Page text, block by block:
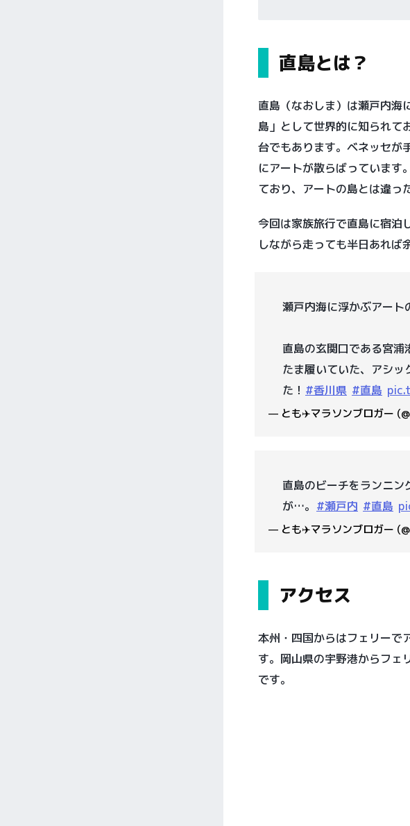
直島とは？
直島（なおしま）は瀬戸内海
島」として世界的に知られて
台でもあります。ベネッセが
にアートが散らばっています
ており、アートの島とは違っ
今回は家族旅行で直島に宿泊
しながら走っても半日あれば
瀬戸内海に浮かぶアート
直島の玄関口である宮
たま履いていた、アシ
た！ #香川県 #直島
— とも✈️マラソンブロガー
直島のビーチをランニン
が…。 #瀬戸内 #直島
— とも✈️マラソンブロガー
アクセス
本州・四国からはフェリーで
す。岡山県の宇野港からフェ
です。